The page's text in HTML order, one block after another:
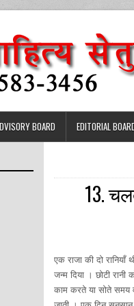
BOARD EDITORIAL
13.
एक राजा की दो
जन्म दिया । छोटी
काम करते या सोते